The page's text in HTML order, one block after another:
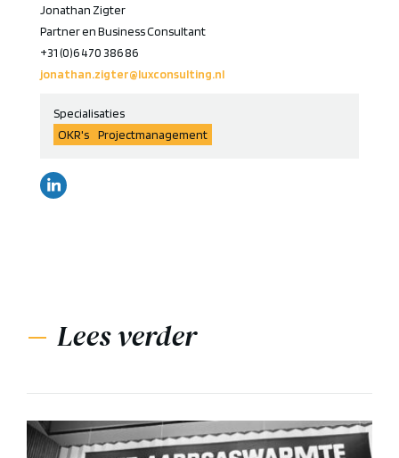
Jonathan Zigter
Partner en Business Consultant
+31 (0)6 470 386 86
jonathan.zigter@luxconsulting.nl
Specialisaties
OKR's
Projectmanagement
Lees verder